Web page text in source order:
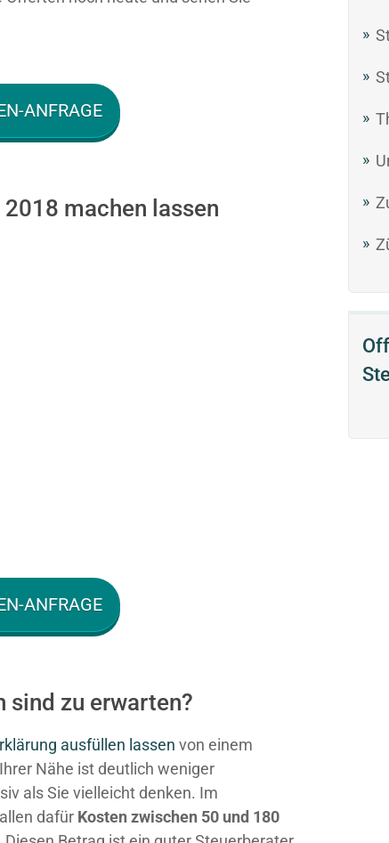
ANFRAGE
machen lassen
ANFRAGE
sind zu erwarten?
ausfüllen lassen von einem
Nähe ist deutlich weniger
als Sie vielleicht denken. Im
dafür Kosten zwischen 50 und 180